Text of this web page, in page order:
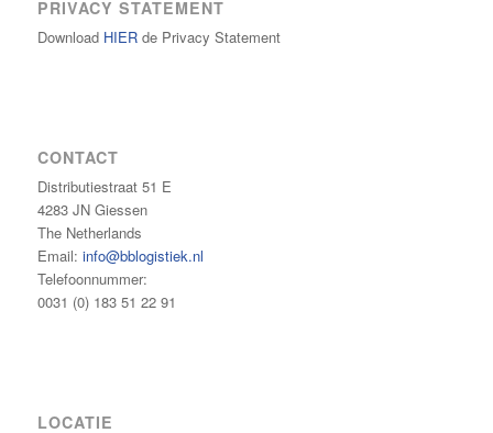
PRIVACY STATEMENT
Download HIERde Privacy Statement
CONTACT
Distributiestraat 51 E
4283 JN Giessen
The Netherlands
Email: info@bblogistiek.nl
Telefoonnummer:
0031 (0) 183 51 22 91
LOCATIE